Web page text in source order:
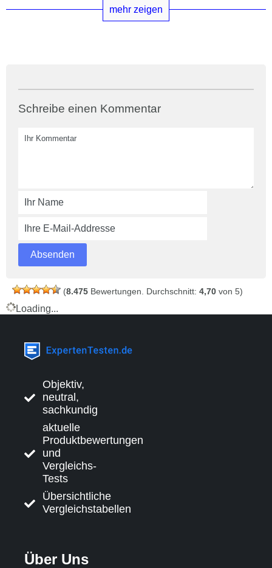
mehr zeigen
Schreibe einen Kommentar
(8.475 Bewertungen. Durchschnitt: 4,70 von 5)
Loading...
Objektiv,
neutral,
sachkundig
aktuelle
Produktbewertungen
und
Vergleichs-
Tests
Übersichtliche
Vergleichstabellen
Über Uns